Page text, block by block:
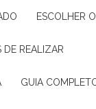
ESCOLHER
DE REALIZAR
GUIA